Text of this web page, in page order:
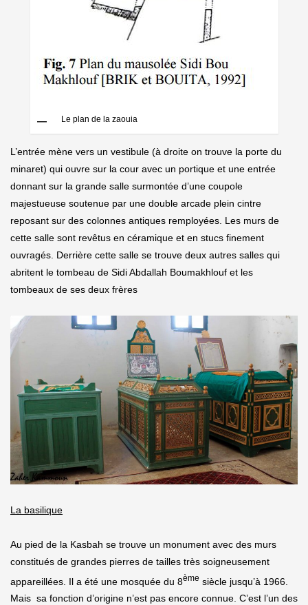
Le plan de la zaouia
L’entrée mène vers un vestibule (à droite on trouve la porte du
minaret) qui ouvre sur la cour avec un portique et une entrée
donnant sur la grande salle surmontée d’une coupole
majestueuse soutenue par une double arcade plein cintre
reposant sur des colonnes antiques remployées. Les murs de
cette salle sont revêtus en céramique et en stucs finement
ouvragés. Derrière cette salle se trouve deux autres salles qui
abritent le tombeau de Sidi Abdallah Boumakhlouf et les
tombeaux de ses deux frères
La basilique
Au pied de la Kasbah se trouve un monument avec des murs
constitués de grandes pierres de tailles très soigneusement
appareillées. Il a été une mosquée du 8ème siècle jusqu’à 1966.
Mais sa fonction d’origine n’est pas encore connue. C’est l’un des